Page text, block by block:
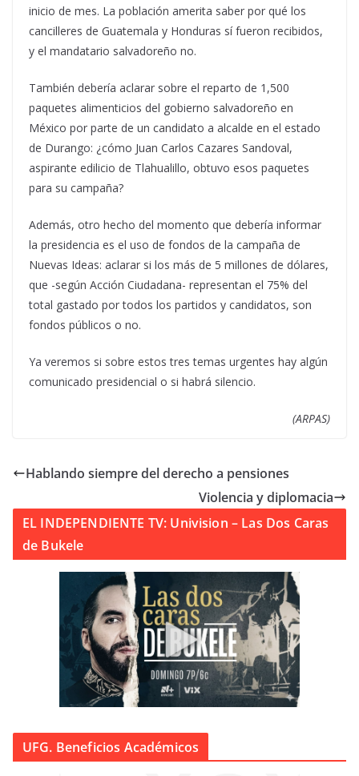
inicio de mes. La población amerita saber por qué los
cancilleres de Guatemala y Honduras sí fueron recibidos,
y el mandatario salvadoreño no.
También debería aclarar sobre el reparto de 1,500
paquetes alimenticios del gobierno salvadoreño en
México por parte de un candidato a alcalde en el estado
de Durango: ¿cómo Juan Carlos Cazares Sandoval,
aspirante edilicio de Tlahualillo, obtuvo esos paquetes
para su campaña?
Además, otro hecho del momento que debería informar
la presidencia es el uso de fondos de la campaña de
Nuevas Ideas: aclarar si los más de 5 millones de dólares,
que -según Acción Ciudadana- representan el 75% del
total gastado por todos los partidos y candidatos, son
fondos públicos o no.
Ya veremos si sobre estos tres temas urgentes hay algún
comunicado presidencial o si habrá silencio.
(ARPAS)
Hablando siempre del derecho a pensiones
Violencia y diplomacia
EL INDEPENDIENTE TV: Univision – Las Dos Caras
de Bukele
UFG. Beneficios Académicos